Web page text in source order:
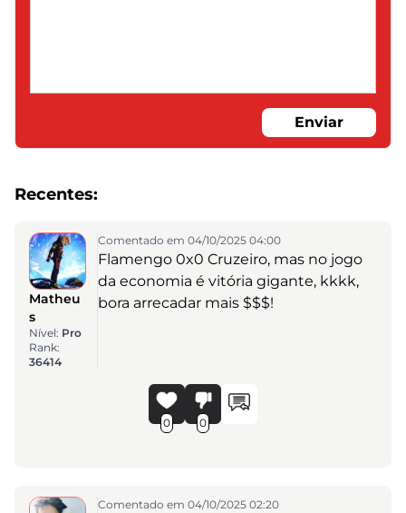
Enviar
Recentes:
Matheu
s
Nível: Pro
Rank:
36414
Comentado em 04/10/2025 04:00
Flamengo 0x0 Cruzeiro, mas no jogo
da economia é vitória gigante, kkkk,
bora arrecadar mais $$$!
0 0
Comentado em 04/10/2025 02:20